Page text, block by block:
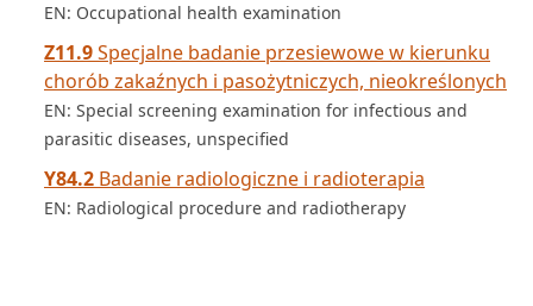
EN: Occupational health examination
Z11.9Specjalne badanie przesiewowe w kierunku
chorób zakaźnych i pasożytniczych, nieokreślonych
EN: Special screening examination for infectious and
parasitic diseases, unspecified
Y84.2 Badanie radiologiczne i radioterapia
EN: Radiological procedure and radiotherapy